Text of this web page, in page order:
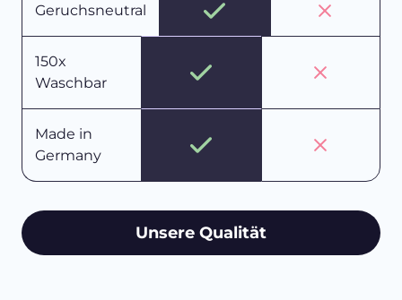
Geruchsneutral
150x
Waschbar
Made in
Germany
Unsere Qualität